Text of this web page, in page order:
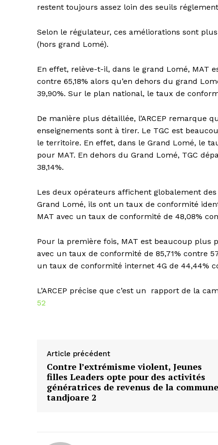
restent toujours assez loin des seuils
Selon le régulateur, ces améliorations sont
(hors grand Lomé).
En effet, relève-t-il, dans le grand Lomé, MAT
contre 65,18% alors qu’en dehors du grand
39,90%. Sur le plan national, le taux de
De manière plus détaillée, l’ARCEP remarque
enseignements sont à tirer. Le TGC est
le territoire. En effet, dans le Grand Lomé, le
pour MAT. En dehors du Grand Lomé, TGC
38,14%.
Les deux opérateurs affichent globalement
Grand Lomé, ils ont un taux de conformité
MAT avec un taux de conformité de 48,08%
Pour la première fois, MAT est beaucoup plus
avec un taux de conformité de 85,71% contre
un taux de conformité internet 4G de 44,44%
L’ARCEP précise que c’est un rapport de la
52
Article précédent
Contre l’extrémisme violent, Jeunes
filles Leaders opte pour des activités
génératrices de revenus de la commune
tandjoare 2